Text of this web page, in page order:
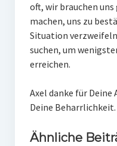
oft, wir brauchen
machen, uns zu
Situation verzweifeln
suchen, um
erreichen.
Axel danke für Deine
Deine Beharrlichkeit.
Ähnliche